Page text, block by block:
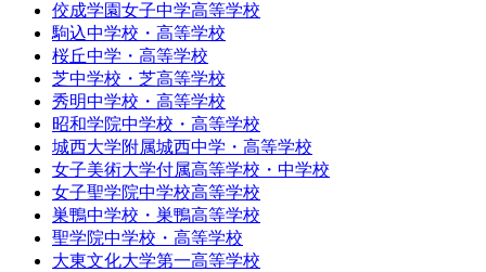
佼成学園女子中学高等学校
駒込中学校・高等学校
桜丘中学・高等学校
芝中学校・芝高等学校
秀明中学校・高等学校
昭和学院中学校・高等学校
城西大学附属城西中学・高等学校
女子美術大学付属高等学校・中学校
女子聖学院中学校高等学校
巣鴨中学校・巣鴨高等学校
聖学院中学校・高等学校
大東文化大学第一高等学校